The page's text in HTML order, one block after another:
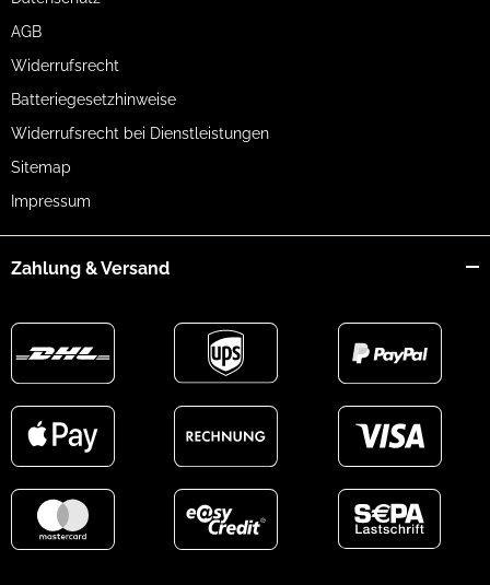
AGB
Widerrufsrecht
Batteriegesetzhinweise
Widerrufsrecht bei Dienstleistungen
Sitemap
Impressum
Zahlung & Versand